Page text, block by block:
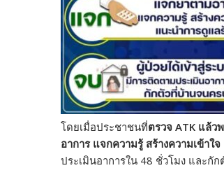
โดยเมื่อประชาชนที่ตรวจ ATK แล้ว
อาการ แจกความรู้ สร้างความเข้าใจ
ประเมินอาการใน 48 ชั่วโมง และกั